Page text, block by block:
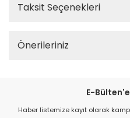
Taksit Seçenekleri
Önerileriniz
E-
Haber listemize kayıt olarak